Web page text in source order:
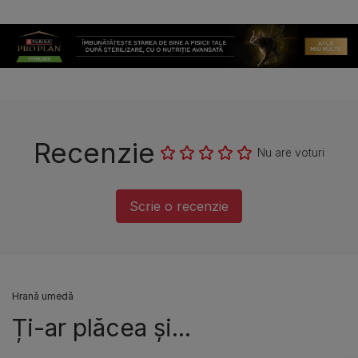
Recenzie Nu are voturi
Scrie o recenzie
Hrană umedă
Ți-ar plăcea și...